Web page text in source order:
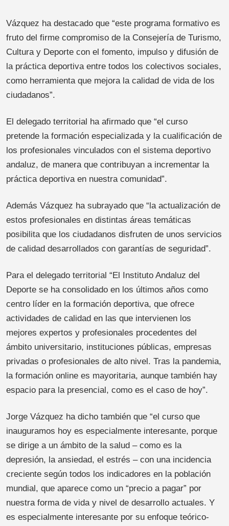
Vázquez ha destacado que “este programa formativo es
fruto del firme compromiso de la Consejería de Turismo,
Cultura y Deporte con el fomento, impulso y difusión de
la práctica deportiva entre todos los colectivos sociales,
como herramienta que mejora la calidad de vida de los
ciudadanos”.
El delegado territorial ha afirmado que “el curso
pretende la formación especializada y la cualificación de
los profesionales vinculados con el sistema deportivo
andaluz, de manera que contribuyan a incrementar la
práctica deportiva en nuestra comunidad”.
Además Vázquez ha subrayado que “la actualización de
estos profesionales en distintas áreas temáticas
posibilita que los ciudadanos disfruten de unos servicios
de calidad desarrollados con garantías de seguridad”.
Para el delegado territorial “El Instituto Andaluz del
Deporte se ha consolidado en los últimos años como
centro líder en la formación deportiva, que ofrece
actividades de calidad en las que intervienen los
mejores expertos y profesionales procedentes del
ámbito universitario, instituciones públicas, empresas
privadas o profesionales de alto nivel. Tras la pandemia,
la formación online es mayoritaria, aunque también hay
espacio para la presencial, como es el caso de hoy”.
Jorge Vázquez ha dicho también que “el curso que
inauguramos hoy es especialmente interesante, porque
se dirige a un ámbito de la salud – como es la
depresión, la ansiedad, el estrés – con una incidencia
creciente según todos los indicadores en la población
mundial, que aparece como un “precio a pagar” por
nuestra forma de vida y nivel de desarrollo actuales. Y
es especialmente interesante por su enfoque teórico-